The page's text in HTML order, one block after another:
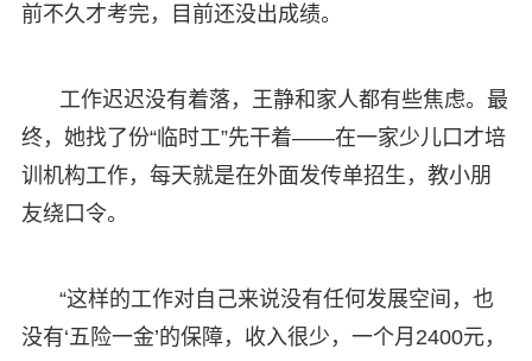
前不久才考完，目前还没出成绩。
工作迟迟没有着落，王静和家人都有些焦虑。最
终，她找了份“临时工”先干着——在一家少儿口才培
训机构工作，每天就是在外面发传单招生，教小朋
友绕口令。
“这样的工作对自己来说没有任何发展空间，也
没有‘五险一金’的保障，收入很少，一个月2400元，